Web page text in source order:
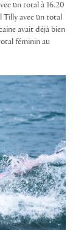
un total à 16.20
Tilly avec un total
avait déjà bien
féminin au